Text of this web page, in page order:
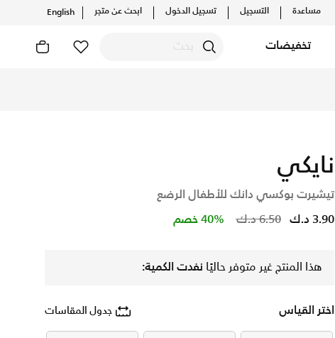
مساعدة التسجيل تسجيل الدخول ابحث عن متجر English
تخفيضات
نايكي
تيشيرت بوكسي دانك للأطفال الرضع
Price reduced from
6.50 د.ك to 3.90 د.ك 40% خصم
هذا المنتج غير متوفر حاليًا نفدت الكمية:
اختر القياس جدول المقاسات